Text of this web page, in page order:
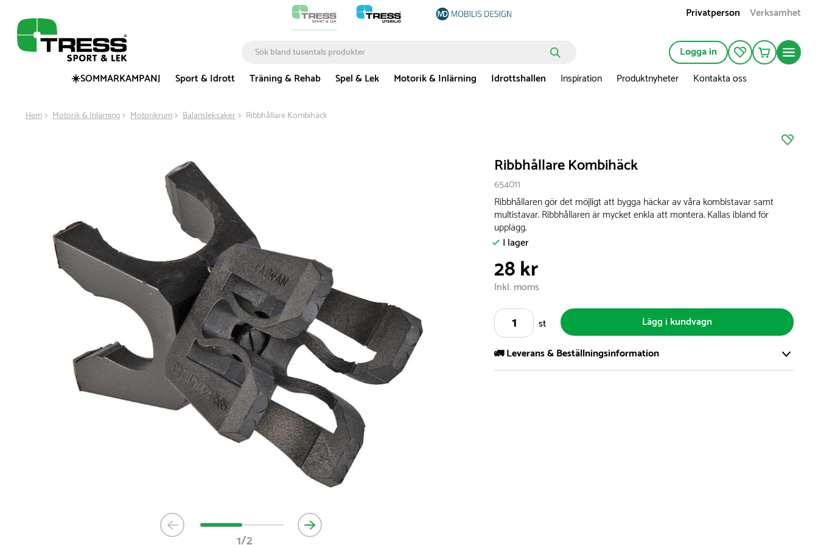
Privatperson Verksamhet
Logga in
☀️SOMMARKAMPANJ
Sport & Idrott Träning & Rehab Spel & Lek Motorik & Inlärning Idrottshallen Inspiration Produktnyheter Kontakta oss
Hem Motorik & Inlärning Motorikrum Balansleksaker Ribbhållare Kombihäck
1/2
Ribbhållare Kombihäck
654011
Ribbhållaren gör det möjligt att bygga häckar av våra kombistavar samt
multistavar. Ribbhållaren är mycket enkla att montera. Kallas ibland för
upplägg.
I lager
28 kr
Inkl. moms
st
Lägg i kundvagn
🚛 Leverans & Beställningsinformation